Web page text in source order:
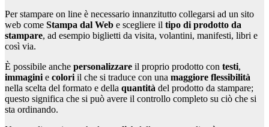
Per stampare on line è necessario innanzitutto collegarsi ad un sito
web come Stampa dal Web e scegliere il tipo di prodotto da
stampare, ad esempio biglietti da visita, volantini, manifesti, libri e
così via.
È possibile anche personalizzare il proprio prodotto con testi,
immagini e colori il che si traduce con una maggiore flessibilità
nella scelta del formato e della quantità del prodotto da stampare;
questo significa che si può avere il controllo completo su ciò che si
sta ordinando.